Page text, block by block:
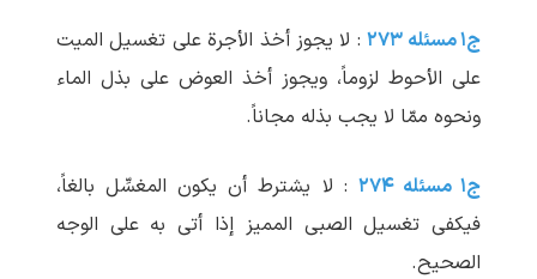
ج۱ مسئله ۲۷۳
: لا یجوز أخذ الأجرة علی تغسیل المیت
علی الأحوط لزوماً، ویجوز أخذ العوض علی بذل الماء
ونحوه ممّا لا یجب بذله مجاناً.
ج۱ مسئله ۲۷۴
: لا یشترط أن یکون المغسِّل بالغاً،
فیکفی تغسیل الصبی الممیز إذا أتی به علی الوجه
الصحیح.